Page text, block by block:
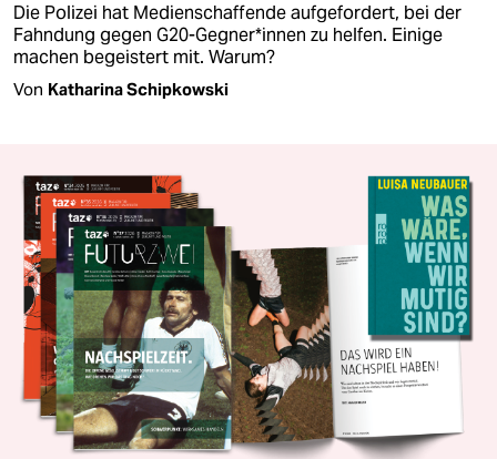
Die Polizei hat Medienschaffende aufgefordert, bei der
Fahndung gegen G20-Gegner*innen zu helfen. Einige
machen begeistert mit. Warum?
Von Katharina Schipkowski